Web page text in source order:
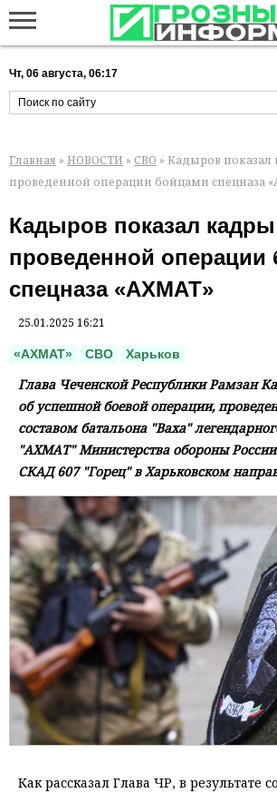
Чт, 06 августа, 06:17
Главная » НОВОСТИ » СВО » Кадыров
проведенной операции бойцами спецназа
Кадыров показал
проведенной операции
спецназа «АХМАТ»
25.01.2025 16:21
«АХМАТ» СВО Харьков
Глава Чеченской Республики Рамзан
об успешной боевой операции,
составом батальона "Ваха"
"АХМАТ" Министерства обороны России
СКАД 607 "Горец" в Харьковском
Как рассказал Глава ЧР, в результате